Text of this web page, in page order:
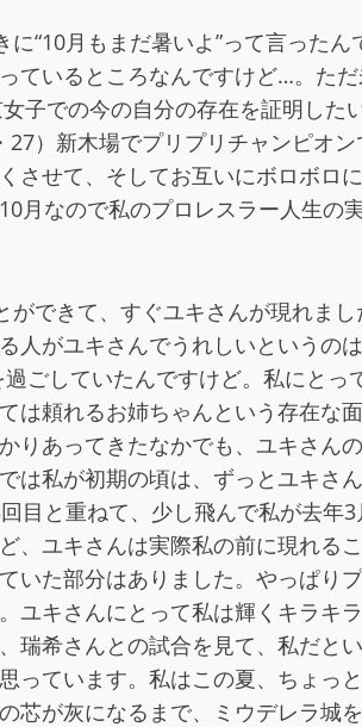
“10月もまだ暑いよ”って言ったん
ているところなんですけど…。た
での今の自分の存在を証明した
）新木場でプリプリチャンピオ
させて、そしてお互いにボロボロ
月なので私のプロレスラー人生の
できて、すぐユキさんが現れま
人がユキさんでうれしいというの
ごしていたんですけど。私にとっ
は頼れるお姉ちゃんという存在な
りあってきたなかでも、ユキさん
は私が初期の頃は、ずっとユキさ
目と重ねて、少し飛んで私が去年
、ユキさんは実際私の前に現れる
いた部分はありました。やっぱり
ユキさんにとって私は輝くキラキ
瑞希さんとの試合を見て、私だと
ています。私はこの夏、ちょっと
芯が灰になるまで、ミウデレラ城